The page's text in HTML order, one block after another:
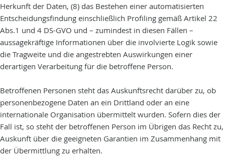
Herkunft der Daten, (8) das Bestehen einer automatisierten
Entscheidungsfindung einschließlich Profiling gemäß Artikel 22
Abs.1 und 4 DS-GVO und – zumindest in diesen Fällen –
aussagekräftige Informationen über die involvierte Logik sowie
die Tragweite und die angestrebten Auswirkungen einer
derartigen Verarbeitung für die betroffene Person.
Betroffenen Personen steht das Auskunftsrecht darüber zu, ob
personenbezogene Daten an ein Drittland oder an eine
internationale Organisation übermittelt wurden. Sofern dies der
Fall ist, so steht der betroffenen Person im Übrigen das Recht zu,
Auskunft über die geeigneten Garantien im Zusammenhang mit
der Übermittlung zu erhalten.